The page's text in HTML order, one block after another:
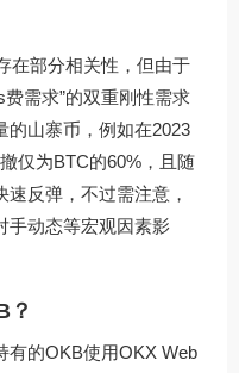
在部分相关性，但由于
需求”的双重刚性需求
的山寨币，例如在2023
仅为BTC的60%，且随
反弹，不过需注意，
手动态等宏观因素影
？
有的OKB使用OKX Web